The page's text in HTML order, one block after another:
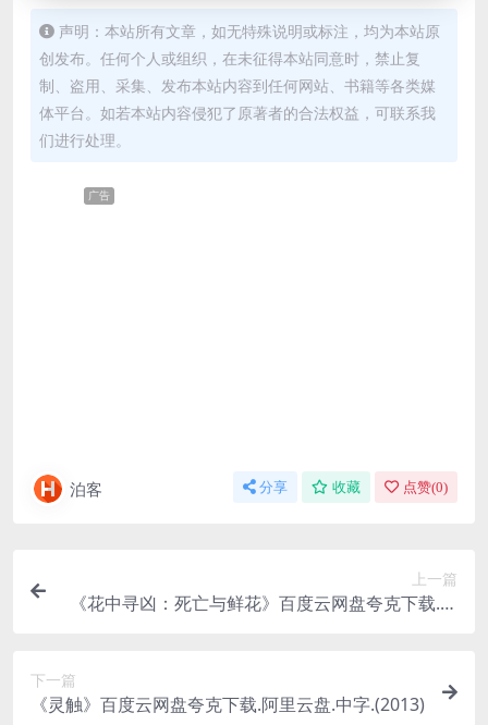
声明：本站所有文章，如无特殊说明或标注，均为本站原
创发布。任何个人或组织，在未征得本站同意时，禁止复
制、盗用、采集、发布本站内容到任何网站、书籍等各类媒
体平台。如若本站内容侵犯了原著者的合法权益，可联系我
们进行处理。
广告
泊客 分享 收藏 点赞(0)
上一篇
《花中寻凶：死亡与鲜花》百度云网盘夸克下载.阿
下一篇
《灵触》百度云网盘夸克下载.阿里云盘.中字.(2013)